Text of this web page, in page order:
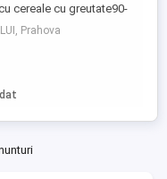
cereale cu greutate90-
Prahova